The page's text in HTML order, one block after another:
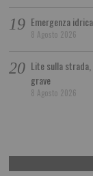
Emergenza
8 Agosto 2026
Lite sulla
grave
8 Agosto 2026